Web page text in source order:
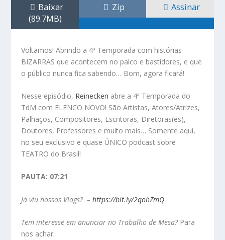
Baixar
(89.7MB)
Zip Assinar
Voltamos! Abrindo a 4ª Temporada com histórias
BIZARRAS que acontecem no palco e bastidores, e que
o público nunca fica sabendo… Bom, agora ficará!
Nesse episódio, Reinecken abre a 4ª Temporada do
TdM com ELENCO NOVO! São Artistas, Atores/Atrizes,
Palhaços, Compositores, Escritoras, Diretoras(es),
Doutores, Professores e muito mais… Somente aqui,
no seu exclusivo e quase ÚNICO podcast sobre
TEATRO do Brasil!
PAUTA: 07:21
Já viu nossos Vlogs? –https://bit.ly/2qohZmQ
Tem interesse em anunciar no Trabalho de Mesa? Para
nos achar: